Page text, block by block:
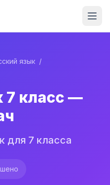
язык /
7 класс —
для 7 класса